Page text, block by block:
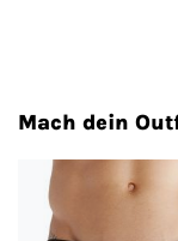
Mach dein